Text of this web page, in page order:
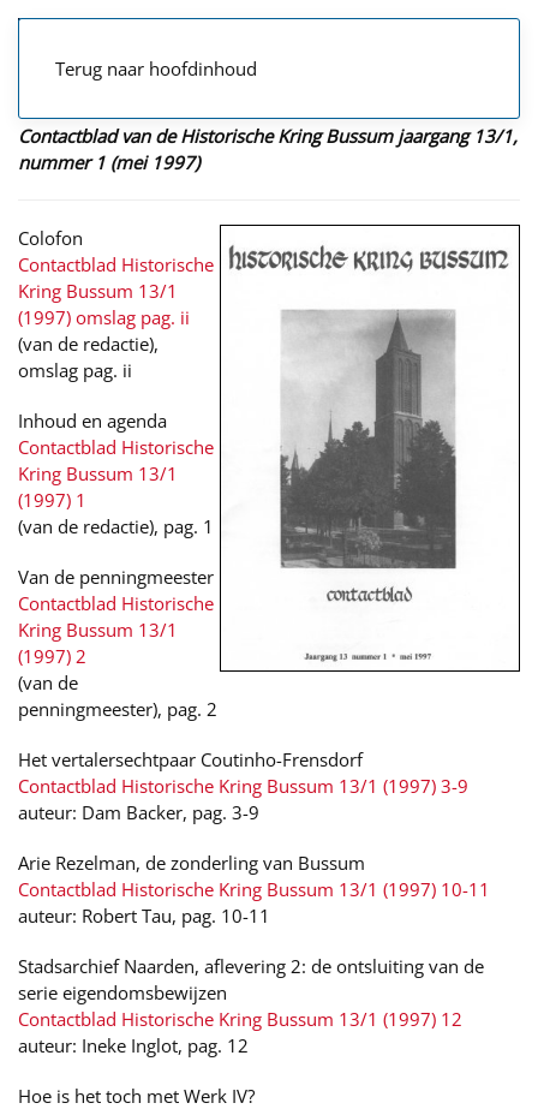
Terug naar hoofdinhoud
Contactblad van de Historische Kring Bussum jaargang 13/1,
nummer 1 (mei 1997)
Colofon
Contactblad Historische
Kring Bussum 13/1
(1997) omslag pag. ii
(van de redactie),
omslag pag. ii
Inhoud en agenda
Contactblad Historische
Kring Bussum 13/1
(1997) 1
(van de redactie), pag. 1
Van de penningmeester
Contactblad Historische
Kring Bussum 13/1
(1997) 2
(van de
penningmeester), pag. 2
Het vertalersechtpaar Coutinho-Frensdorf
Contactblad Historische Kring Bussum 13/1 (1997) 3-9
auteur: Dam Backer, pag. 3-9
Arie Rezelman, de zonderling van Bussum
Contactblad Historische Kring Bussum 13/1 (1997) 10-11
auteur: Robert Tau, pag. 10-11
Stadsarchief Naarden, aflevering 2: de ontsluiting van de
serie eigendomsbewijzen
Contactblad Historische Kring Bussum 13/1 (1997) 12
auteur: Ineke Inglot, pag. 12
Hoe is het toch met Werk IV?